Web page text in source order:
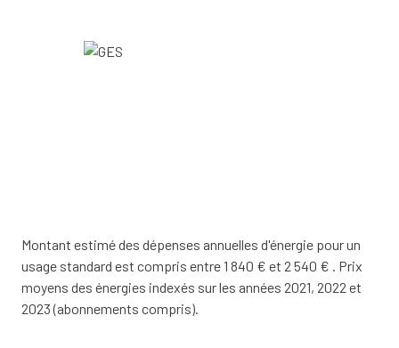
Montant estimé des dépenses annuelles d'énergie pour un
usage standard est compris entre 1 840 € et 2 540 € . Prix
moyens des énergies indexés sur les années 2021, 2022 et
2023 (abonnements compris).